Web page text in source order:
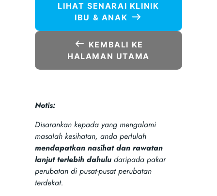
LIHAT SENARAI KLINIK
IBU & ANAK
KEMBALI KE
HALAMAN UTAMA
Notis:
Disarankan kepada yang mengalami
masalah kesihatan, anda perlulah
mendapatkan nasihat dan rawatan
lanjut terlebih dahuludaripada pakar
perubatan di pusat-pusat perubatan
terdekat.